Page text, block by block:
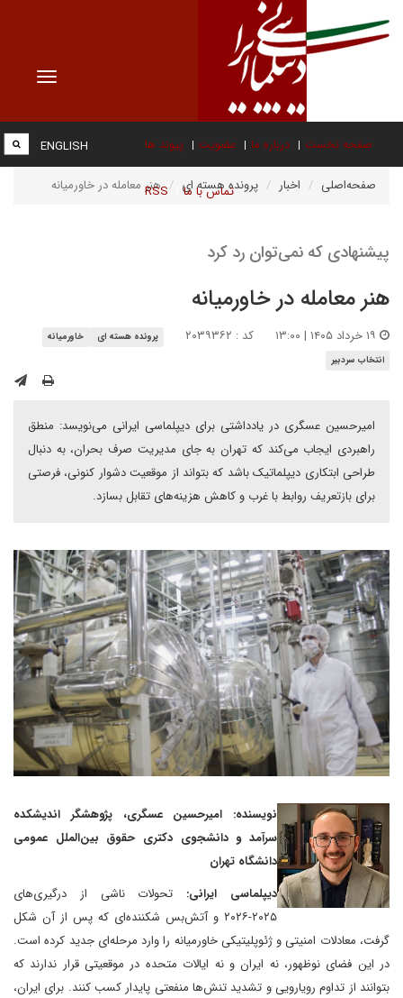
Toggle
صفحه نخست درباره ما عضویت پیوند ها
تماس با ما RSS
ENGLISH
صفحه‌اصلی اخبار پرونده هسته ای هنر معامله در خاورمیانه
پیشنهادی که نمی‌توان رد کرد
هنر معامله در خاورمیانه
کد : ۲۰۳۹۳۶۲ پرونده هسته ای
خاورمیانه
انتخاب سردبیر
امیرحسین عسگری در یادداشتی برای دیپلماسی ایرانی می‌نویسد: منطق
راهبردی ایجاب می‌کند که تهران به جای مدیریت صرف بحران، به دنبال
طراحی ابتکاری دیپلماتیک باشد که بتواند از موقعیت دشوار کنونی، فرصتی
برای بازتعریف روابط با غرب و کاهش هزینه‌های تقابل بسازد.
نویسنده: امیرحسین عسگری، پژوهشگر اندیشکده
سرآمد و دانشجوی دکتری حقوق بین‌الملل عمومی
دانشگاه تهران
دیپلماسی ایرانی: تحولات ناشی از درگیری‌های
۲۰۲۵-۲۰۲۶ و آتش‌بس شکننده‌ای که پس از آن شکل
گرفت، معادلات امنیتی و ژئوپلیتیکی خاورمیانه را وارد مرحله‌ای جدید کرده است.
در این فضای نوظهور، نه ایران و نه ایالات متحده در موقعیتی قرار ندارند که
بتوانند از تداوم رویارویی و تشدید تنش‌ها منفعتی پایدار کسب کنند. برای ایران،